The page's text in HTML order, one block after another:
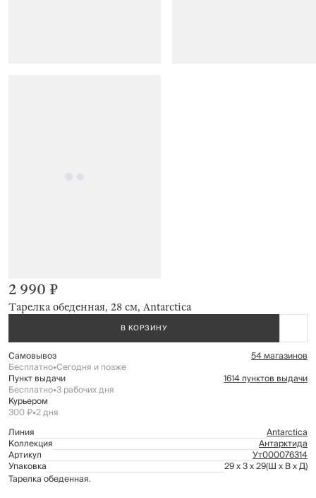
Тарелка обеденная, 28 см, Antarctica
2 990 ₽
В КОРЗИНУ
Самовывоз 54 магазинов
Бесплатно•Сегодня и позже
Пункт выдачи 1614 пунктов выдачи
Бесплатно•3 рабочих дня
Курьером
300 ₽•2 дня
Линия
Antarctica
Коллекция Антарктида
Артикул Ут000076314
Упаковка 29 x 3 x 29(Ш x В x Д)
Тарелка обеденная.